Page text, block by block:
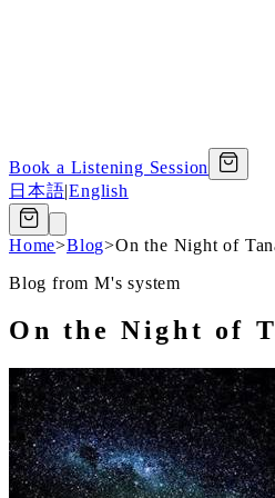
Book a Listening Session
日本語|English
Home>Blog>On the Night of
Blog from M's system
On the Night of